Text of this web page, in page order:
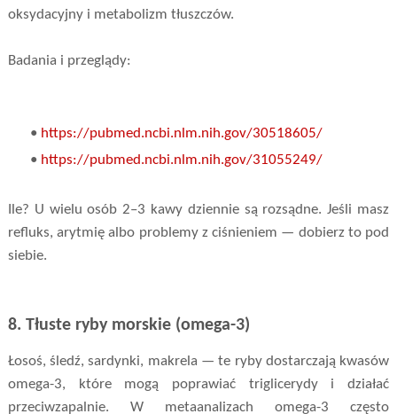
oksydacyjny i metabolizm tłuszczów.
Badania i przeglądy:
• https://pubmed.ncbi.nlm.nih.gov/30518605/
• https://pubmed.ncbi.nlm.nih.gov/31055249/
Ile? U wielu osób 2–3 kawy dziennie są rozsądne. Jeśli masz
refluks, arytmię albo problemy z ciśnieniem — dobierz to pod
siebie.
8. Tłuste ryby morskie (omega-3)
Łosoś, śledź, sardynki, makrela — te ryby dostarczają kwasów
omega-3, które mogą poprawiać triglicerydy i działać
przeciwzapalnie. W metaanalizach omega-3 często